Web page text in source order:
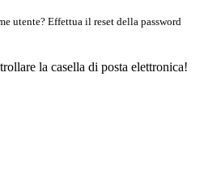
utente? Effettua il reset della password
la casella di posta elettronica!